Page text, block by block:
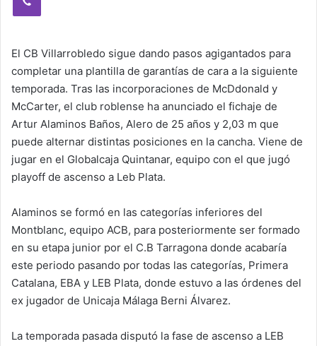
El CB Villarrobledo sigue dando pasos agigantados para
completar una plantilla de garantías de cara a la siguiente
temporada. Tras las incorporaciones de McDdonald y
McCarter, el club roblense ha anunciado el fichaje de
Artur Alaminos Baños, Alero de 25 años y 2,03 m que
puede alternar distintas posiciones en la cancha. Viene de
jugar en el Globalcaja Quintanar, equipo con el que jugó
playoff de ascenso a Leb Plata.
Alaminos se formó en las categorías inferiores del
Montblanc, equipo ACB, para posteriormente ser formado
en su etapa junior por el C.B Tarragona donde acabaría
este periodo pasando por todas las categorías, Primera
Catalana, EBA y LEB Plata, donde estuvo a las órdenes del
ex jugador de Unicaja Málaga Berni Álvarez.
La temporada pasada disputó la fase de ascenso a LEB